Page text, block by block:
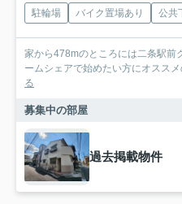
駐輪場 バイク置場あり 公共
家から478mのところには二条駅前
ームシェアで始めたい方にオスス
る
募集中の部屋
過去掲載物件